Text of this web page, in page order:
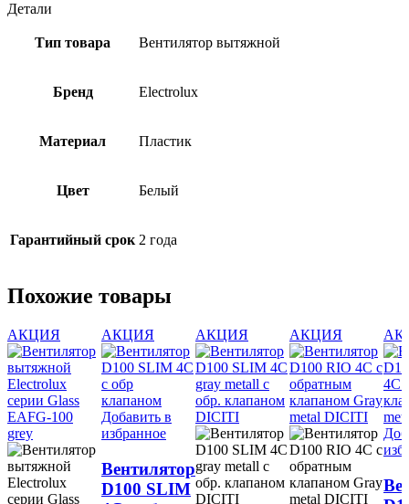
Детали
Тип товара Вентилятор вытяжной
Бренд Electrolux
Материал Пластик
Цвет Белый
Гарантийный срок 2 года
Похожие товары
АКЦИЯ АКЦИЯ
Добавить в
избранное
Вентилятор
D100 SLIM
АКЦИЯ АКЦИЯ